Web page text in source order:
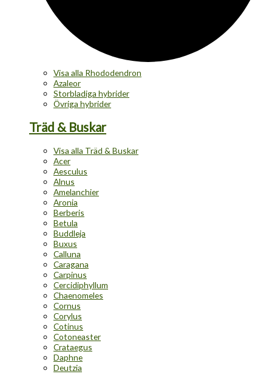
Visa alla Rhododendron
Azaleor
Storbladiga hybrider
Övriga hybrider
Träd & Buskar
Visa alla Träd & Buskar
Acer
Aesculus
Alnus
Amelanchier
Aronia
Berberis
Betula
Buddleja
Buxus
Calluna
Caragana
Carpinus
Cercidiphyllum
Chaenomeles
Cornus
Corylus
Cotinus
Cotoneaster
Crataegus
Daphne
Deutzia